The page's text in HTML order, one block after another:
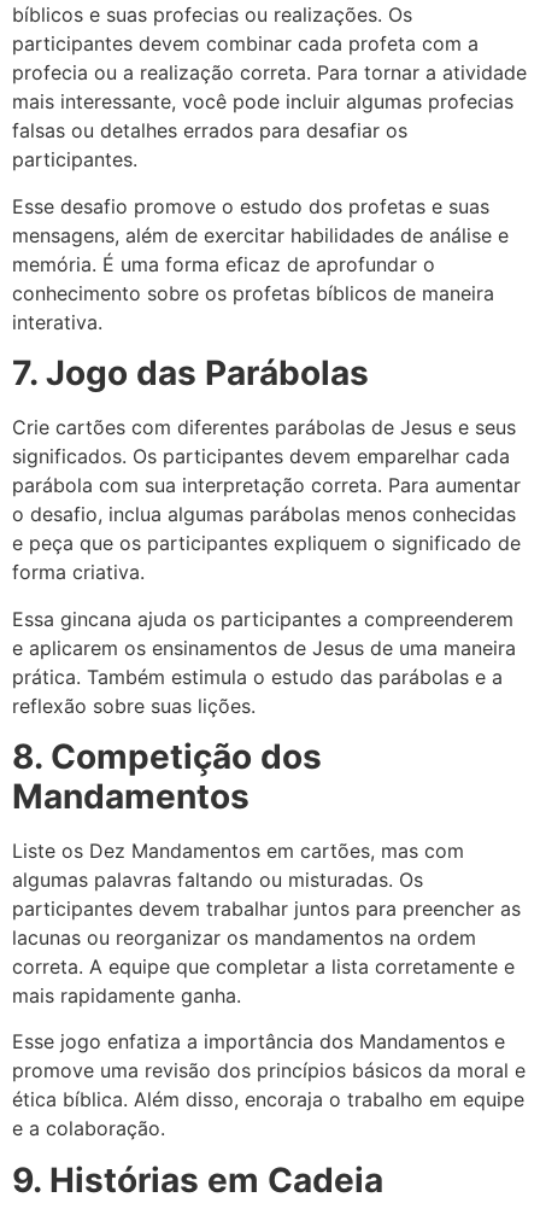
bíblicos e suas profecias ou realizações. Os
participantes devem combinar cada profeta com a
profecia ou a realização correta. Para tornar a atividade
mais interessante, você pode incluir algumas profecias
falsas ou detalhes errados para desafiar os
participantes.
Esse desafio promove o estudo dos profetas e suas
mensagens, além de exercitar habilidades de análise e
memória. É uma forma eficaz de aprofundar o
conhecimento sobre os profetas bíblicos de maneira
interativa.
7. Jogo das Parábolas
Crie cartões com diferentes parábolas de Jesus e seus
significados. Os participantes devem emparelhar cada
parábola com sua interpretação correta. Para aumentar
o desafio, inclua algumas parábolas menos conhecidas
e peça que os participantes expliquem o significado de
forma criativa.
Essa gincana ajuda os participantes a compreenderem
e aplicarem os ensinamentos de Jesus de uma maneira
prática. Também estimula o estudo das parábolas e a
reflexão sobre suas lições.
8. Competição dos
Mandamentos
Liste os Dez Mandamentos em cartões, mas com
algumas palavras faltando ou misturadas. Os
participantes devem trabalhar juntos para preencher as
lacunas ou reorganizar os mandamentos na ordem
correta. A equipe que completar a lista corretamente e
mais rapidamente ganha.
Esse jogo enfatiza a importância dos Mandamentos e
promove uma revisão dos princípios básicos da moral e
ética bíblica. Além disso, encoraja o trabalho em equipe
e a colaboração.
9. Histórias em Cadeia